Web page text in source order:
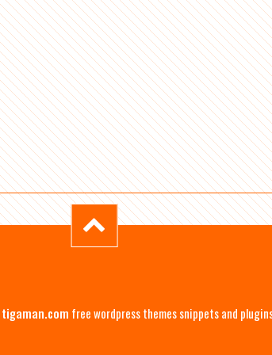
tigaman.com free wordpress themes snippets and